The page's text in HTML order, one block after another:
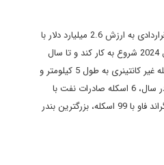
پروژه‌ بندر فاو در سال 2010 آغاز شد اما به دلیل مشکلات مختلف، روند اجرای آن دچار اخلال شد. تا اینکه در سال 2020 عراق قراردادی به ارزش 2.6 میلیارد دلار با
شرکت مهندسی و ساخت و ساز دوو کره جنوبی برای ساخت فاز اول بندر طی چهار سال امضا کرد. انتظار می‌رود این بندر در سال 2024 شروع به کار کند و تا سال
2025 به طور کامل تکمیل شود. بندر بزرگ فاو شامل 50 اسکله به طول 17 کیلومتر و ظرفیت 25 میلیون کانتینر در سال، 20 اسکله غیر کانتینری به طول 5 کیلومتر و
ظرفیت 50 میلیون تن در سال، 20 اسکله برای کالاهای عمومی به طول 5 کیلومتر، یک اسکله خودرو با ظرفیت 400هزار خودرو در سال، 6 اسکله صادرات نفت با
ظرفیت 230هزار بشکه در روز و همچنین مخازن برای واردات محصولات نفتی با ظرفیت 300هزار متر مکعب خواهد بود. بندر گراند فاو با 99 اسکله، بزرگترین بندر